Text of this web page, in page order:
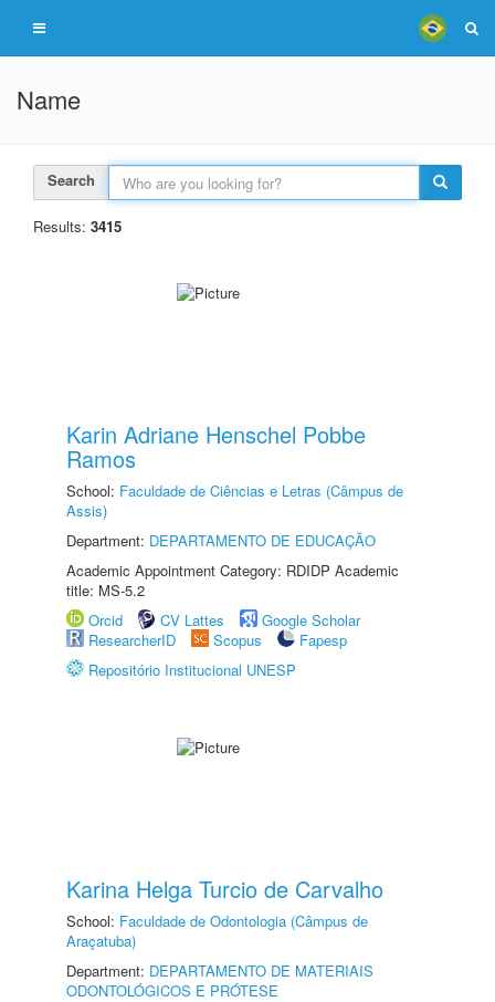
Name
Search
Results: 3415
Karin Adriane Henschel Pobbe
Ramos
School: Faculdade de Ciências e Letras (Câmpus de
Assis)
Department: DEPARTAMENTO DE EDUCAÇÃO
Academic Appointment Category: RDIDP Academic
title: MS-5.2
Orcid
CV Lattes
Google Scholar
ResearcherID
Scopus
Fapesp
Repositório Institucional UNESP
Karina Helga Turcio de Carvalho
School: Faculdade de Odontologia (Câmpus de
Araçatuba)
Department: DEPARTAMENTO DE MATERIAIS
ODONTOLÓGICOS E PRÓTESE